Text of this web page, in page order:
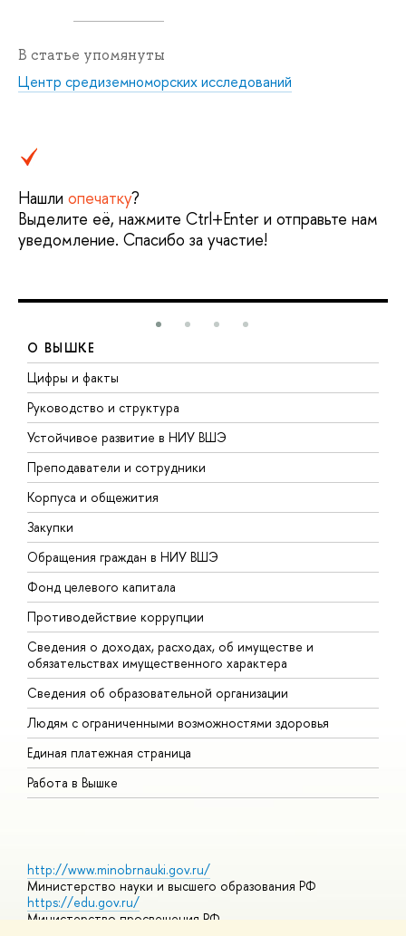
В статье упомянуты
Центр средиземноморских исследований
Нашли опечатку?
Выделите её, нажмите Ctrl+Enter и отправьте нам
уведомление. Спасибо за участие!
О ВЫШКЕ
Цифры и факты
Руководство и структура
Устойчивое развитие в НИУ ВШЭ
Преподаватели и сотрудники
Корпуса и общежития
Закупки
Обращения граждан в НИУ ВШЭ
Фонд целевого капитала
Противодействие коррупции
Сведения о доходах, расходах, об имуществе и
обязательствах имущественного характера
Сведения об образовательной организации
Людям с ограниченными возможностями здоровья
Единая платежная страница
Работа в Вышке
http://www.minobrnauki.gov.ru/
Министерство науки и высшего образования РФ
https://edu.gov.ru/
Министерство просвещения РФ